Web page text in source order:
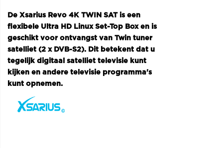
De Xsarius Revo 4K TWIN SAT is een
flexibele Ultra HD Linux Set-Top Box en is
geschikt voor ontvangst van Twin tuner
satelliet (2 x DVB-S2). Dit betekent dat u
tegelijk digitaal satelliet televisie kunt
kijken en andere televisie programma's
kunt opnemen.